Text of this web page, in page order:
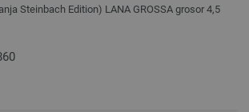
Steinbach Edition) LANA GROSSA grosor 4,5